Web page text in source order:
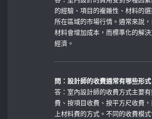
的經驗、項目的複雜性、材料的
所在區域的市場行情。通常來說
材料會增加成本，而標準化的解
經濟。
問：設計師的收費通常有哪些形式
答：室內設計師的收費方式主要
費、按項目收費、按平方尺收費
上材料費的方式。不同的收費模